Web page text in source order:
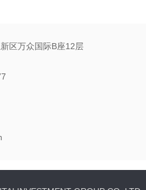
区万众国际B座12层